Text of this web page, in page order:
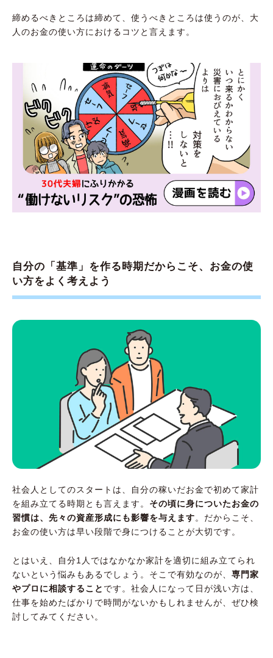
締めるべきところは締めて、使うべきところは使うのが、大
人のお金の使い方におけるコツと言えます。
自分の「基準」を作る時期だからこそ、お金の使
い方をよく考えよう
社会人としてのスタートは、自分の稼いだお金で初めて家計
を組み立てる時期とも言えます。 その頃に身についたお金の
習慣は、先々の資産形成にも影響を与えます。だからこそ、
お金の使い方は早い段階で身につけることが大切です。
とはいえ、自分1人ではなかなか家計を適切に組み立てられ
ないという悩みもあるでしょう。そこで有効なのが、 専門家
やプロに相談すること です。社会人になって日が浅い方は、
仕事を始めたばかりで時間がないかもしれませんが、ぜひ検
討してみてください。